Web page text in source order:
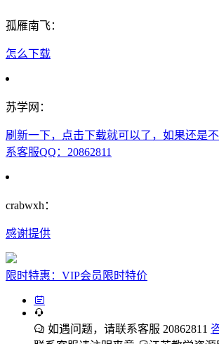
孤雁南飞：
怎么下载
苏学网：
刷新一下，点击下载就可以了，如果还是
系客服QQ：20862811
crabwxh：
感谢提供
限时特惠：VIP会员限时特价
如遇问题，请联系客服 20862811